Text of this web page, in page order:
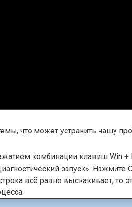
что может устранить нашу
комбинации клавиш Win +
запуск». Нажмите
всё равно выскакивает, то